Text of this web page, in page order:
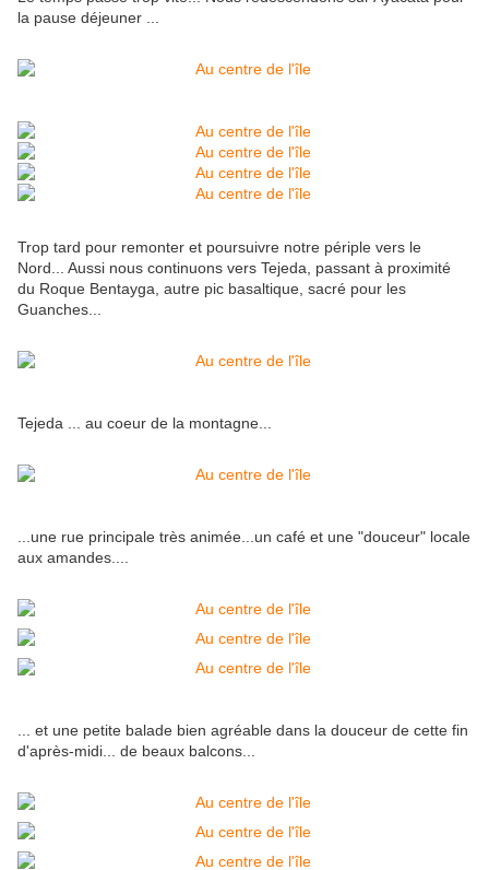
la pause déjeuner ...
Trop tard pour remonter et poursuivre notre périple vers le
Nord... Aussi nous continuons vers Tejeda, passant à proximité
du Roque Bentayga, autre pic basaltique, sacré pour les
Guanches...
Tejeda ... au coeur de la montagne...
...une rue principale très animée...un café et une "douceur" locale
aux amandes....
... et une petite balade bien agréable dans la douceur de cette fin
d'après-midi... de beaux balcons...